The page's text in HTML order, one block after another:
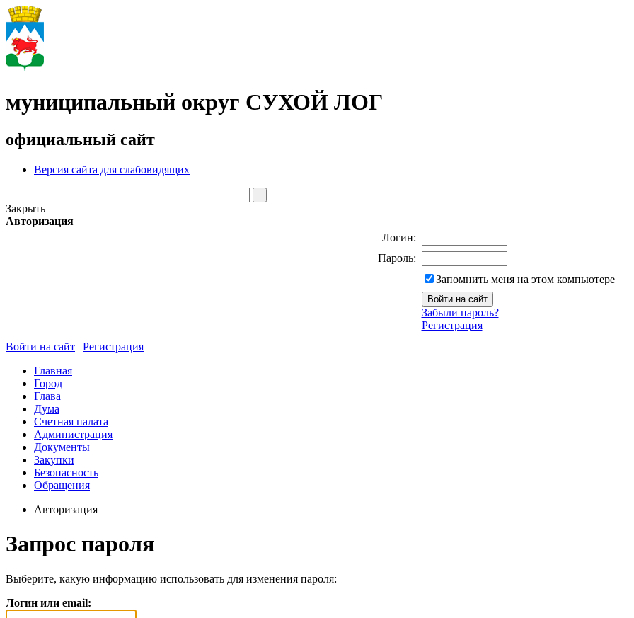
муниципальный округ СУХОЙ ЛОГ
официальный сайт
Версия сайта для слабовидящих
Закрыть
Авторизация
Логин:
Пароль:
Запомнить меня на этом компьютере
Забыли пароль?
Регистрация
Войти на сайт | Регистрация
Главная
Город
Глава
Дума
Счетная палата
Администрация
Документы
Закупки
Безопасность
Обращения
Авторизация
Запрос пароля
Выберите, какую информацию использовать для изменения пароля:
Логин или email: